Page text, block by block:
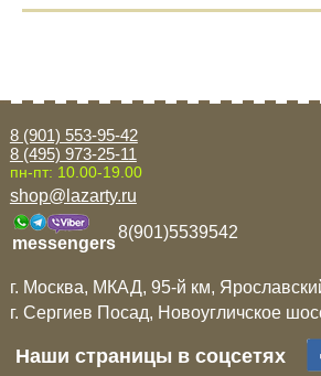
8 (901) 553-95-42
8 (495) 973-25-11
пн-пт: 10.00-19.00
shop@lazarty.ru
messengers
8(901)5539542
г. Москва, МКАД, 95-й км,
г. Сергиев Посад, Новоугличское
Наши страницы в соцсетях